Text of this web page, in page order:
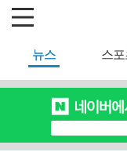
뉴스 스포